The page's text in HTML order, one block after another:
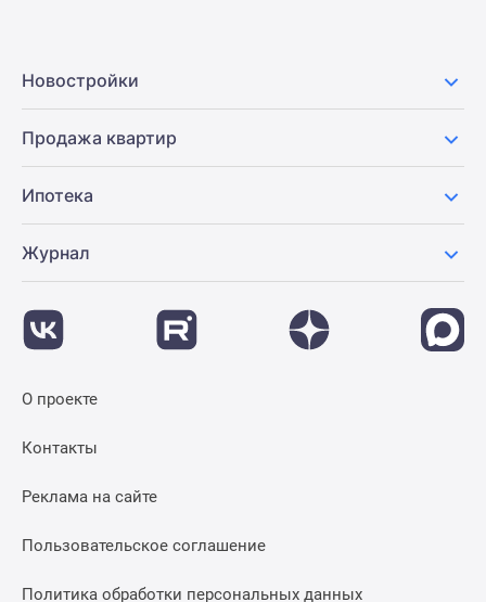
Новостройки
Продажа квартир
Ипотека
Журнал
О проекте
Контакты
Реклама на сайте
Пользовательское соглашение
Политика обработки персональных данных